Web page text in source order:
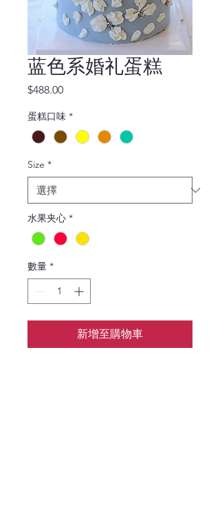
蓝色系婚礼蛋糕
$488.00價
蛋糕口味 *
Size *
水果夹心 *
數量 *
新增至購物車